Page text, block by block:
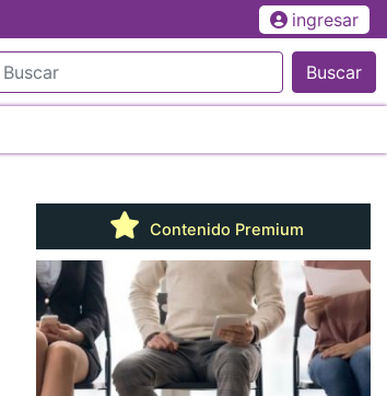
ingresar
Buscar
Contenido Premium